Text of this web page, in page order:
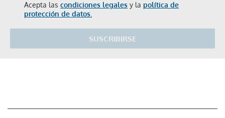
Acepta las condiciones legales y la política de
protección de datos.
SUSCRIBIRSE